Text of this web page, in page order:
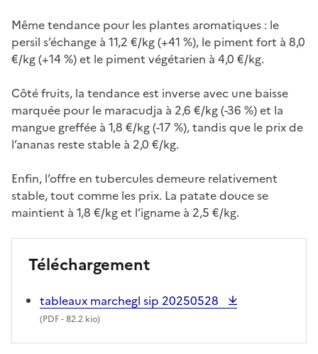
Même tendance pour les plantes aromatiques : le
persil s’échange à 11,2 €/kg (+41 %), le piment fort à 8,0
€/kg (+14 %) et le piment végétarien à 4,0 €/kg.
Côté fruits, la tendance est inverse avec une baisse
marquée pour le maracudja à 2,6 €/kg (-36 %) et la
mangue greffée à 1,8 €/kg (-17 %), tandis que le prix de
l’ananas reste stable à 2,0 €/kg.
Enfin, l’offre en tubercules demeure relativement
stable, tout comme les prix. La patate douce se
maintient à 1,8 €/kg et l’igname à 2,5 €/kg.
Téléchargement
tableaux marchegl sip 20250528
(PDF- 82.2 kio)